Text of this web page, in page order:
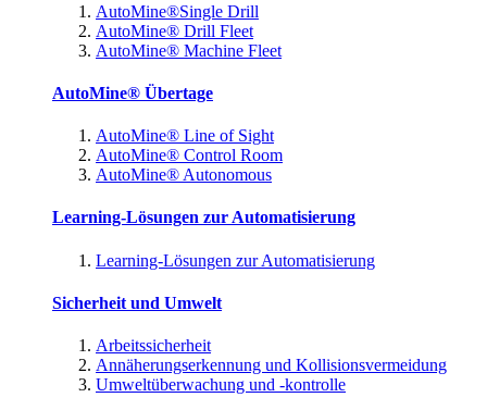
AutoMine®Single Drill
AutoMine® Drill Fleet
AutoMine® Machine Fleet
AutoMine® Übertage
AutoMine® Line of Sight
AutoMine® Control Room
AutoMine® Autonomous
Learning-Lösungen zur Automatisierung
Learning-Lösungen zur Automatisierung
Sicherheit und Umwelt
Arbeitssicherheit
Annäherungserkennung und Kollisionsvermeidung
Umweltüberwachung und -kontrolle